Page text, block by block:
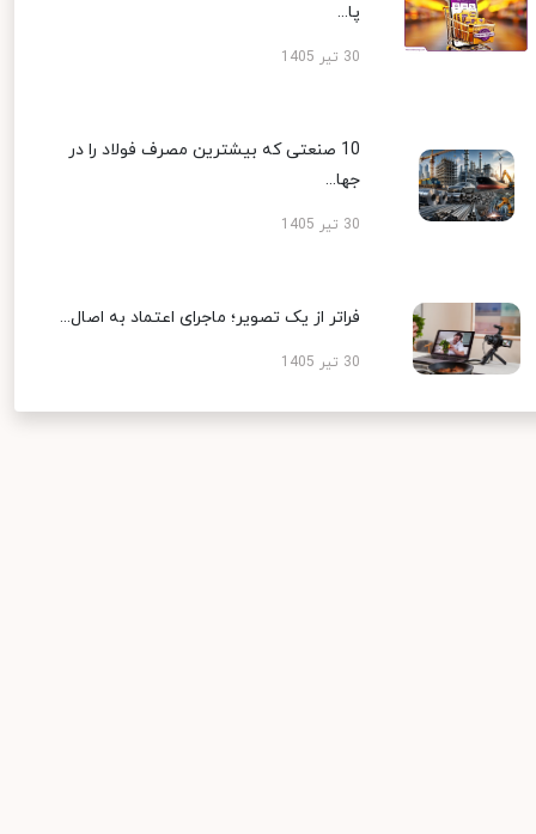
پا...
30 تیر 1405
10 صنعتی که بیشترین مصرف فولاد را در
جها...
30 تیر 1405
فراتر از یک تصویر؛ ماجرای اعتماد به اصال...
30 تیر 1405